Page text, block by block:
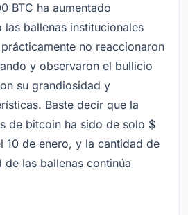
BTC ha aumentado
las ballenas institucionales
no reaccionaron
y observaron el bullicio
su grandiosidad y
Baste decir que la
de bitcoin ha sido de solo $
10 de enero, y la cantidad de
las ballenas continúa